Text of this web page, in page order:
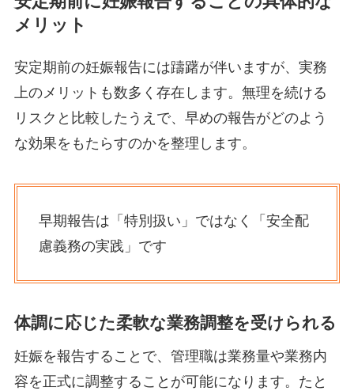
メリット
安定期前の妊娠報告には躊躇が伴いますが、実務
上のメリットも数多く存在します。無理を続ける
リスクと比較したうえで、早めの報告がどのよう
な効果をもたらすのかを整理します。
早期報告は「特別扱い」ではなく「安全配
慮義務の実践」です
体調に応じた柔軟な業務調整を受けられる
妊娠を報告することで、管理職は業務量や業務内
容を正式に調整することが可能になります。たと